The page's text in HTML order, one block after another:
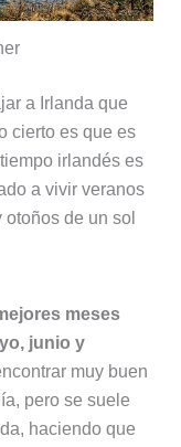
a Irlanda que
cierto es que es
irlandés es
a vivir veranos
de un sol
meses
junio y
muy buen
pero se suele
haciendo que